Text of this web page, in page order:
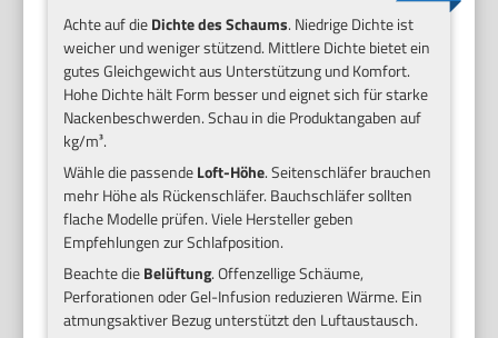
Achte auf dieDichte des Schaums. Niedrige Dichte ist
weicher und weniger stützend. Mittlere Dichte bietet ein
gutes Gleichgewicht aus Unterstützung und Komfort.
Hohe Dichte hält Form besser und eignet sich für starke
Nackenbeschwerden. Schau in die Produktangaben auf
kg/m³.
Wähle die passendeLoft-Höhe. Seitenschläfer brauchen
mehr Höhe als Rückenschläfer. Bauchschläfer sollten
flache Modelle prüfen. Viele Hersteller geben
Empfehlungen zur Schlafposition.
Beachte dieBelüftung. Offenzellige Schäume,
Perforationen oder Gel-Infusion reduzieren Wärme. Ein
atmungsaktiver Bezug unterstützt den Luftaustausch.